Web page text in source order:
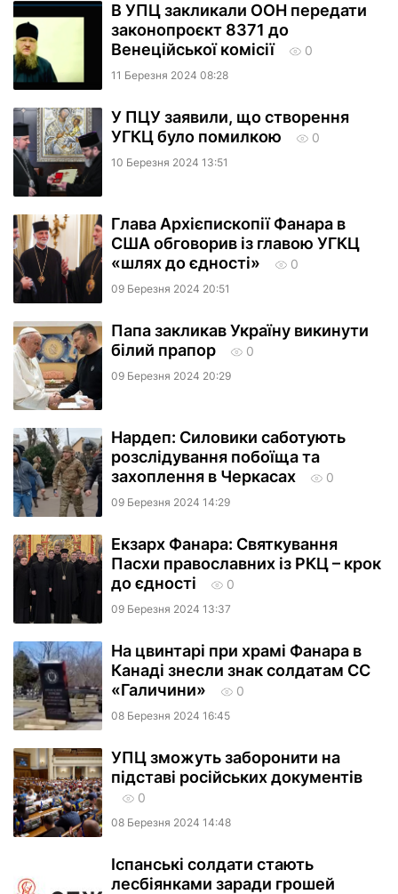
В УПЦ закликали ООН передати
законопроєкт 8371 до
Венеційської комісії
0
11 Березня 2024 08:28
У ПЦУ заявили, що створення
УГКЦ було помилкою
0
10 Березня 2024 13:51
Глава Архієпископії Фанара в
США обговорив із главою УГКЦ
«шлях до єдності»
0
09 Березня 2024 20:51
Папа закликав Україну викинути
білий прапор
0
09 Березня 2024 20:29
Нардеп: Силовики саботують
розслідування побоїща та
захоплення в Черкасах
0
09 Березня 2024 14:29
Екзарх Фанара: Святкування
Пасхи православних із РКЦ – крок
до єдності
0
09 Березня 2024 13:37
На цвинтарі при храмі Фанара в
Канаді знесли знак солдатам СС
«Галичини»
0
08 Березня 2024 16:45
УПЦ зможуть заборонити на
підставі російських документів
0
08 Березня 2024 14:48
Іспанські солдати стають
лесбіянками заради грошей